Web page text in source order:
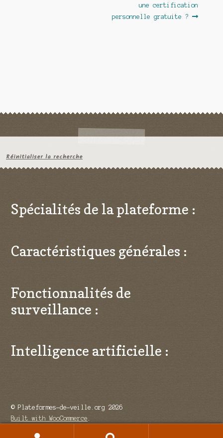
une certification
personnelle gratuite ?
Réinitialiser la recherche
Spécialités de la plateforme :
Caractéristiques générales :
Fonctionnalités de
surveillance :
Intelligence artificielle :
© Plateformes-de-veille.org 2026
Built with WooCommerce